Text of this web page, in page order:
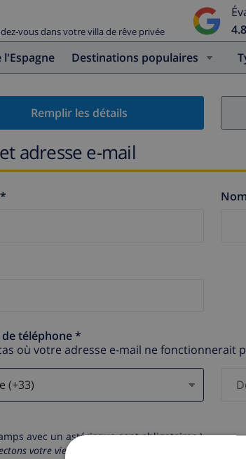
vous dans votre villa de rêve privée
4.8
l'Espagne Destinations populaires
Remplir les détails
adresse e-mail
téléphone *
où votre adresse e-mail ne fonctionnerait
avec un astérisque sont obligatoires )
votre vie privée.